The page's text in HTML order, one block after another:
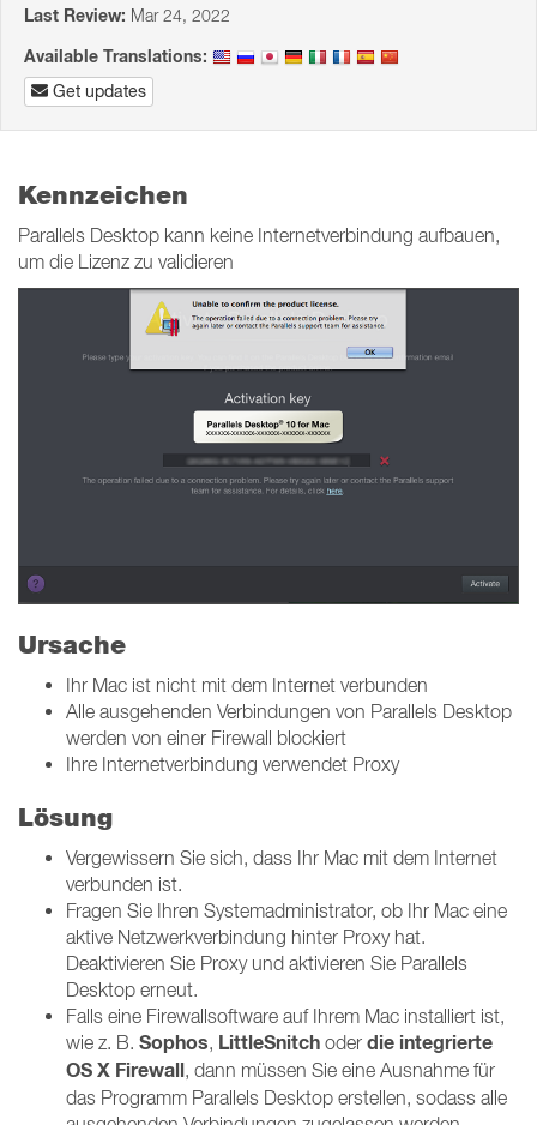
Last Review: Mar 24, 2022
Available Translations:
Get updates
Kennzeichen
Parallels Desktop kann keine Internetverbindung aufbauen,
um die Lizenz zu validieren
Ursache
Ihr Mac ist nicht mit dem Internet verbunden
Alle ausgehenden Verbindungen von Parallels Desktop
werden von einer Firewall blockiert
Ihre Internetverbindung verwendet Proxy
Lösung
Vergewissern Sie sich, dass Ihr Mac mit dem Internet
verbunden ist.
Fragen Sie Ihren Systemadministrator, ob Ihr Mac eine
aktive Netzwerkverbindung hinter Proxy hat.
Deaktivieren Sie Proxy und aktivieren Sie Parallels
Desktop erneut.
Falls eine Firewallsoftware auf Ihrem Mac installiert ist,
wie z. B. Sophos, LittleSnitch oder die integrierte
OS X Firewall, dann müssen Sie eine Ausnahme für
das Programm Parallels Desktop erstellen, sodass alle